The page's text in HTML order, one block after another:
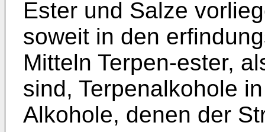
Ester und Salze
soweit in den
Mitteln Terpen-ester,
sind, Terpenalkohole
Alkohole, denen der